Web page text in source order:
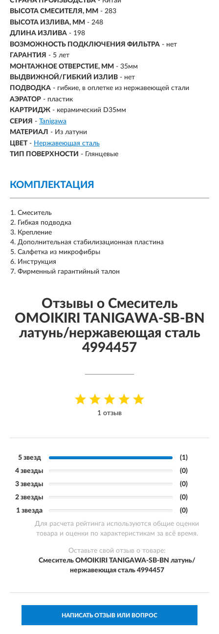
ВЫСОТА СМЕСИТЕЛЯ, ММ - 283
ВЫСОТА ИЗЛИВА, ММ - 248
ДЛИНА ИЗЛИВА - 198
ВОЗМОЖНОСТЬ ПОДКЛЮЧЕНИЯ ФИЛЬТРА - нет
ГАРАНТИЯ - 5 лет
МОНТАЖНОЕ ОТВЕРСТИЕ, ММ - 35мм
ВЫДВИЖНОЙ/ГИБКИЙ ИЗЛИВ - нет
ПОДВОДКА - гибкие, в оплетке из нержавеющей стали
АЭРАТОР - пластик
КАРТРИДЖ - керамический D35мм
СЕРИЯ - Tanigawa
МАТЕРИАЛ - Из латуни
ЦВЕТ - Нержавеющая сталь
ТИП ПОВЕРХНОСТИ - Глянцевые
КОМПЛЕКТАЦИЯ
Смеситель
Гибкая подводка
Крепление
Дополнительная стабилизационная пластина
Салфетка из микрофибры
Инструкция
Фирменный гарантийный талон
Отзывы о Смеситель
OMOIKIRI TANIGAWA-SB-BN
латунь/нержавеющая сталь
4994457
1 отзыв
5 звезд
(1)
4 звезды
(0)
3 звезды
(0)
2 звезды
(0)
1 звезда
(0)
Для расчета рейтинга используются общие оценки
товара и оценки по характеристикам за всё время.
Оставьте свой отзыв о товаре:
Смеситель OMOIKIRI TANIGAWA-SB-BN латунь/
нержавеющая сталь 4994457
НАПИСАТЬ ОТЗЫВ ИЛИ ВОПРОС